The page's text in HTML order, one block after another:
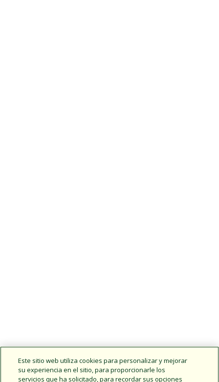
Este sitio web utiliza cookies para personalizar y mejorar
su experiencia en el sitio, para proporcionarle los
servicios que ha solicitado, para recordar sus opciones